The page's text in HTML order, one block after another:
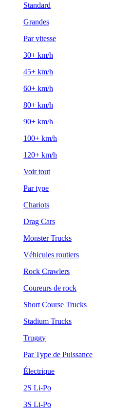
Standard
Grandes
Par vitesse
30+ km/h
45+ km/h
60+ km/h
80+ km/h
90+ km/h
100+ km/h
120+ km/h
Voir tout
Par type
Chariots
Drag Cars
Monster Trucks
Véhicules routiers
Rock Crawlers
Coureurs de rock
Short Course Trucks
Stadium Trucks
Truggy
Par Type de Puissance
Électrique
2S Li-Po
3S Li-Po